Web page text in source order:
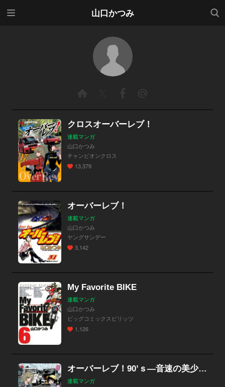
山口かつみ
検索
クロスオーバーレブ！
連載マンガ
山口かつみ
チャンピオンクロス
13,379
オーバーレブ！
連載マンガ
山口かつみ
ヤングサンデー
3,142
My Favorite BIKE
連載マンガ
山口かつみ
ビッグコミックスピリッツ
1,126
オーバーレブ！90’ｓ―音速の美少女たち―
連載マンガ